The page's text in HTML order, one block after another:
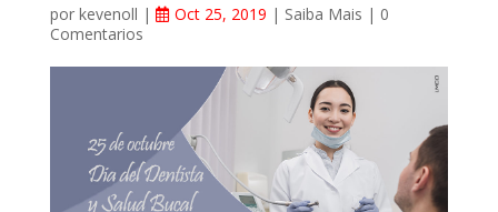
por kevenoll | Oct 25, 2019 | Saiba Mais | 0
Comentarios